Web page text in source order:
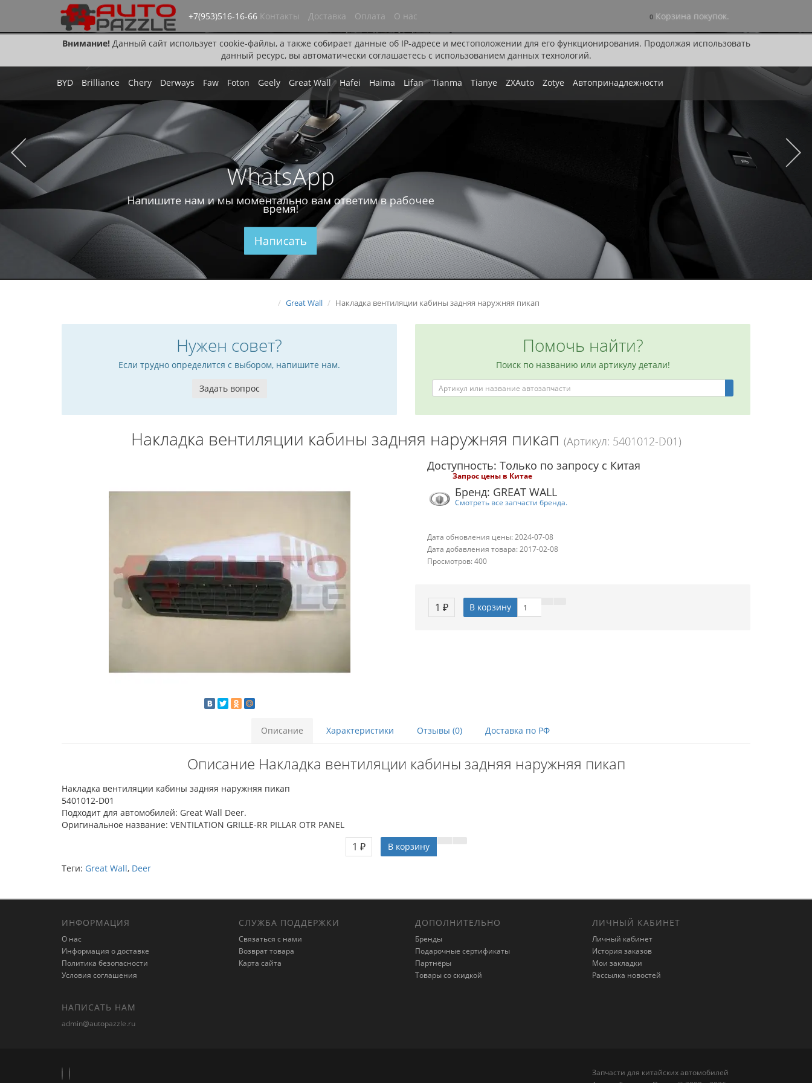
Внимание!Данный сайт использует cookie-файлы, а также собирает данные об IP-адресе и местоположении для его функционирования. Продолжая использовать
данный ресурс, вы автоматически соглашаетесь с использованием данных технологий.
+7(953)516-16-66 Контакты Доставка Оплата О нас 0 Корзина покупок.
BYD Brilliance Chery Derways Faw Foton Geely Great Wall Hafei Haima Lifan Tianma Tianye ZXAuto Zotye Автопринадлежности
WhatsApp
Напишите нам и мы моментально вам ответим в рабочее
время!
Написать
Great Wall Накладка вентиляции кабины задняя наружняя пикап
Нужен совет?
Если трудно определится с выбором, напишите нам.
Задать вопрос
Помочь найти?
Поиск по названию или артикулу детали!
Накладка вентиляции кабины задняя наружняя пикап (Артикул: 5401012-D01)
Доступность: Только по запросу с Китая
Запрос цены в Китае
Бренд: GREAT WALL
Смотреть все запчасти бренда.
Дата обновления цены: 2024-07-08
Дата добавления товара: 2017-02-08
Просмотров: 400
1 ₽ В корзину
Описание Характеристики Отзывы (0) Доставка по РФ
Описание Накладка вентиляции кабины задняя наружняя пикап
Накладка вентиляции кабины задняя наружняя пикап
5401012-D01
Подходит для автомобилей: Great Wall Deer.
Оригинальное название: VENTILATION GRILLE-RR PILLAR OTR PANEL
1 ₽
В корзину
Теги: Great Wall, Deer
ИНФОРМАЦИЯ
О нас
Информация о доставке
Политика безопасности
Условия соглашения
СЛУЖБА ПОДДЕРЖКИ
Связаться с нами
Возврат товара
Карта сайта
ДОПОЛНИТЕЛЬНО
Бренды
Подарочные сертификаты
Партнёры
Товары со скидкой
ЛИЧНЫЙ КАБИНЕТ
Личный кабинет
История заказов
Мои закладки
Рассылка новостей
НАПИСАТЬ НАМ
admin@autopazzle.ru
Запчасти для китайских автомобилей